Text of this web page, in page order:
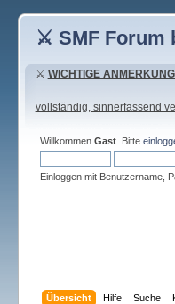
⚔ SMF Forum
⚔ WICHTIGE
vollständig, sinnerfassend
Willkommen Gast. Bitte
Einloggen mit Benutzername,
Übersicht Hilfe Suche